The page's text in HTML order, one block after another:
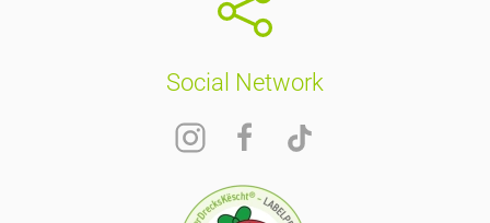
Social Network